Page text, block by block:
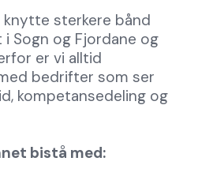
knytte sterkere bånd
Sogn og Fjordane og
er vi alltid
bedrifter som ser
kompetansedeling og
bistå med: